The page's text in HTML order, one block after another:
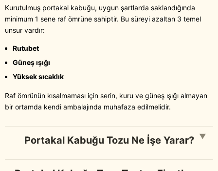
Kurutulmuş portakal kabuğu, uygun şartlarda saklandığında
minimum 1 sene raf ömrüne sahiptir. Bu süreyi azaltan 3 temel
unsur vardır:
Rutubet
Güneş ışığı
Yüksek sıcaklık
Raf ömrünün kısalmaması için serin, kuru ve güneş ışığı almayan
bir ortamda kendi ambalajında muhafaza edilmelidir.
Portakal Kabuğu Tozu Ne İşe Yarar? ▼